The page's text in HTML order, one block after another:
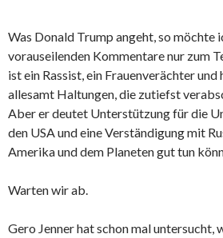
Was Donald Trump angeht, so möchte
vorauseilenden Kommentare nur zum
ist ein Rassist, ein Frauenverächter
allesamt Haltungen, die zutiefst
Aber er deutet Unterstützung für die
den USA und eine Verständigung mit
Amerika und dem Planeten gut tun
Warten wir ab.
Gero Jenner hat schon mal untersucht,